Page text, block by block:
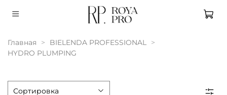
Главная
BIELENDA PROFESSIONAL
HYDRO PLUMPING